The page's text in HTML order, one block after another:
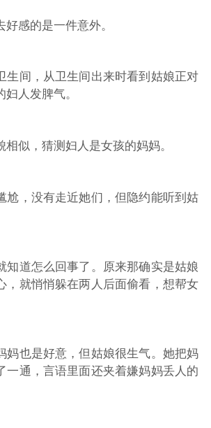
感的是一件意外。
生间，从卫生间出来时看到姑娘正对
人发脾气。
似，猜测妇人是女孩的妈妈。
尬，没有走近她们，但隐约能听到姑
知道怎么回事了。原来那确实是姑娘
，就悄悄躲在两人后面偷看，想帮女
妈也是好意，但姑娘很生气。她把妈
一通，言语里面还夹着嫌妈妈丢人的